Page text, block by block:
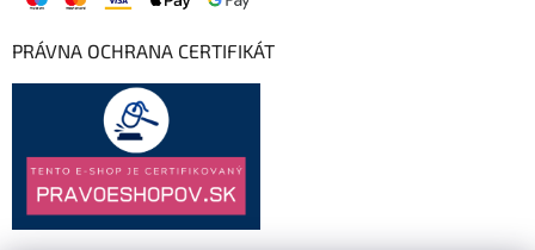
PRÁVNA OCHRANA CERTIFIKÁT